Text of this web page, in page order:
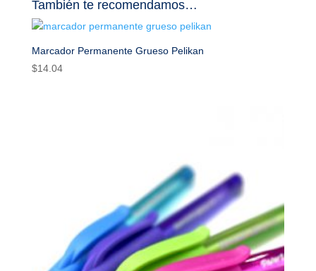
También te recomendamos…
Marcador Permanente Grueso Pelikan
$14.04